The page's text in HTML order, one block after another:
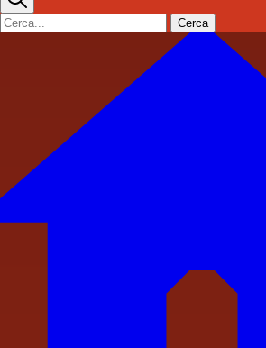
Cerca